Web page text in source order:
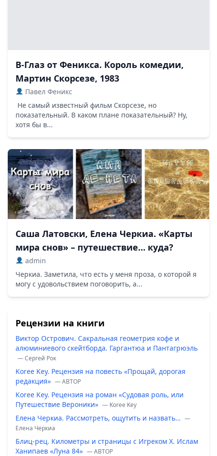
В-Глаз от Феникса. Король комедии,
Мартин Скорсезе, 1983
Павел Феникс
Не самый известный фильм Скорсезе, но
показательный. В каком плане показательный? Ну,
хотя бы в...
Саша Латовски, Елена Черкиа. «Карты
мира снов» – путешествие… куда?
admin
Черкиа. Заметила, что есть у меня проза, о которой я
могу с удовольствием поговорить, а...
Рецензии на книги
Виктор Острович. Сакральная геометрия кофе и
алюминиевого скейтборда. Гаргантюа и Пантагрюэль
— Сергей Рок
Koree Key. Рецензия на повесть «Прощай, дорогая
редакция» — ABTOP
Koree Key. Рецензия на роман «Судовая роль, или
Путешествие Вероники» — Koree Key
Елена Черкиа. Рассмотреть, ощутить и назвать… —
Елена Черкиа
Блиц-рец. Километры и страницы с Игреком Х. Ислам
Ханипаев «Луна 84» — ABTOP